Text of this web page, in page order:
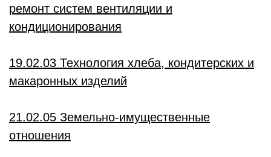
ремонт систем вентиляции и
кондиционирования
19.02.03 Технология хлеба, кондитерских и
макаронных изделий
21.02.05 Земельно-имущественные
отношения